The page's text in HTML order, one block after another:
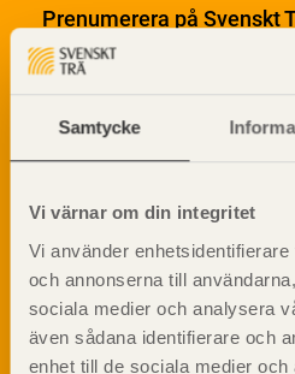
Samtycke
Vi värnar om din integritet
Vi använder
och annonserna till
sociala medier och analysera
även sådana identifierare och
enhet till de sociala medier
Prenumerera på Svenskt
informationsutskick!